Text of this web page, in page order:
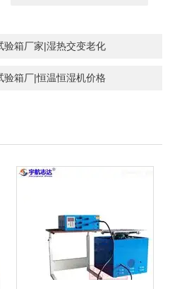
验箱厂家|湿热交变老化
验箱厂|恒温恒湿机价格